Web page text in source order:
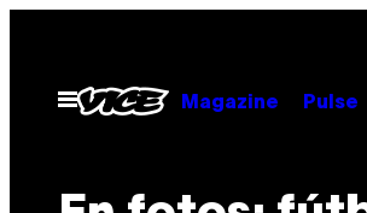
contenido
Abrir
Menú
Magazine Pulse